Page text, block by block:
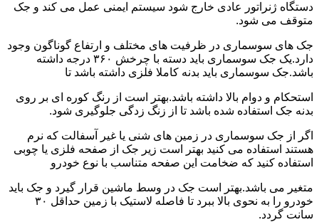
دستگاه ژنراتور عادی خارج شود سیستم ایمنی عمل می کند و جک
متوقف می شود.
جک های سوسماری در ظرفیت های مختلف و ارتفاع گوناگون وجود
دارد.یک جک سوسماری باید دسته با چرخش ۳۶۰ درجه داشته
باشد.جک سوسماری باید بدنه کاملا فلزی داشته باشد تا
استحکام و دوام بالا داشته باشد.بهتر است از رنگ کوره ای بر روی
بدنه جک استفاده شده باشد تا از زنگ زدگی جلوگیری شود.
اگر از جک سوسماری در زمین های شنی یا غیر آسفالت که نرم
هستند استفاده می کنید بهتر است زیر جک از صفحه فلزی یا چوبی
استفاده کنید که ضخامت این صفحه متناسب با نوع خودرو
متغیر می باشد.بهتر است جک در وسط ماشین قرار گیرد و جک باید
خودرو را به نحوی بالا ببرد تا فاصله لاستیک با زمین حداقل ۳۰
سانت گردد.